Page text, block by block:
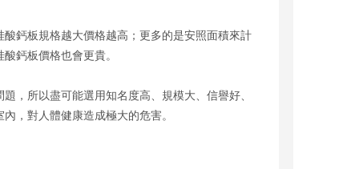
鈣板規格越大價格越高；更多的是安照面積來計
鈣板價格也會更貴。
，所以盡可能選用知名度高、規模大、信譽好、
，對人體健康造成極大的危害。